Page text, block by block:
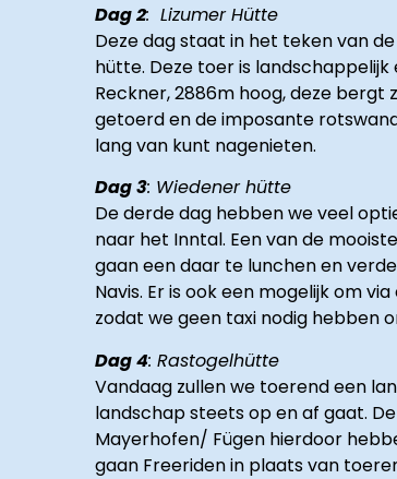
Dag 2: Lizumer Hütte
Deze dag staat in het teken van
hütte. Deze toer is
Reckner, 2886m hoog, deze
getoerd en de imposante
lang van kunt nagenieten.
Dag 3: Wiedener hütte
De derde dag hebben we veel
naar het Inntal. Een van de
gaan een daar te lunchen en
Navis. Er is ook een mogelijk om
zodat we geen taxi nodig hebben
Dag 4: Rastogelhütte
Vandaag zullen we toerend een
landschap steets op en af gaat.
Mayerhofen/ Fügen hierdoor
gaan Freeriden in plaats van